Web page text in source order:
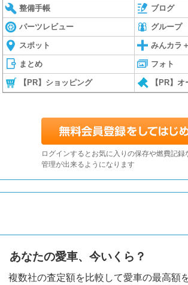
整備手帳 ブログ
パーツレビュー グループ
スポット みんカラ＋
まとめ フォト
【PR】ショッピング 【PR】
ログインするとお気に入りの保存や燃費記録
管理が出来るようになります
あなたの愛車、今いくら？
複数社の査定額を比較して愛車の最高額